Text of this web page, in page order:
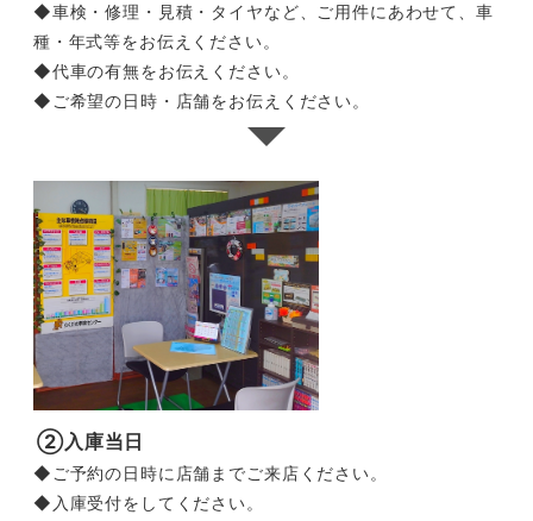
◆車検・修理・見積・タイヤなど、ご用件にあわせて、車
種・年式等をお伝えください。
◆代車の有無をお伝えください。
◆ご希望の日時・店舗をお伝えください。
②入庫当日
◆ご予約の日時に店舗までご来店ください。
◆入庫受付をしてください。